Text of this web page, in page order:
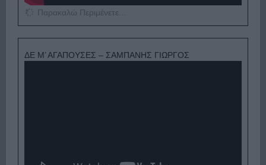
Παρακαλώ Περιμένετε...
ΔΕ Μ’ ΑΓΑΠΟΥΣΕΣ – ΣΑΜΠΑΝΗΣ ΓΙΩΡΓΟΣ